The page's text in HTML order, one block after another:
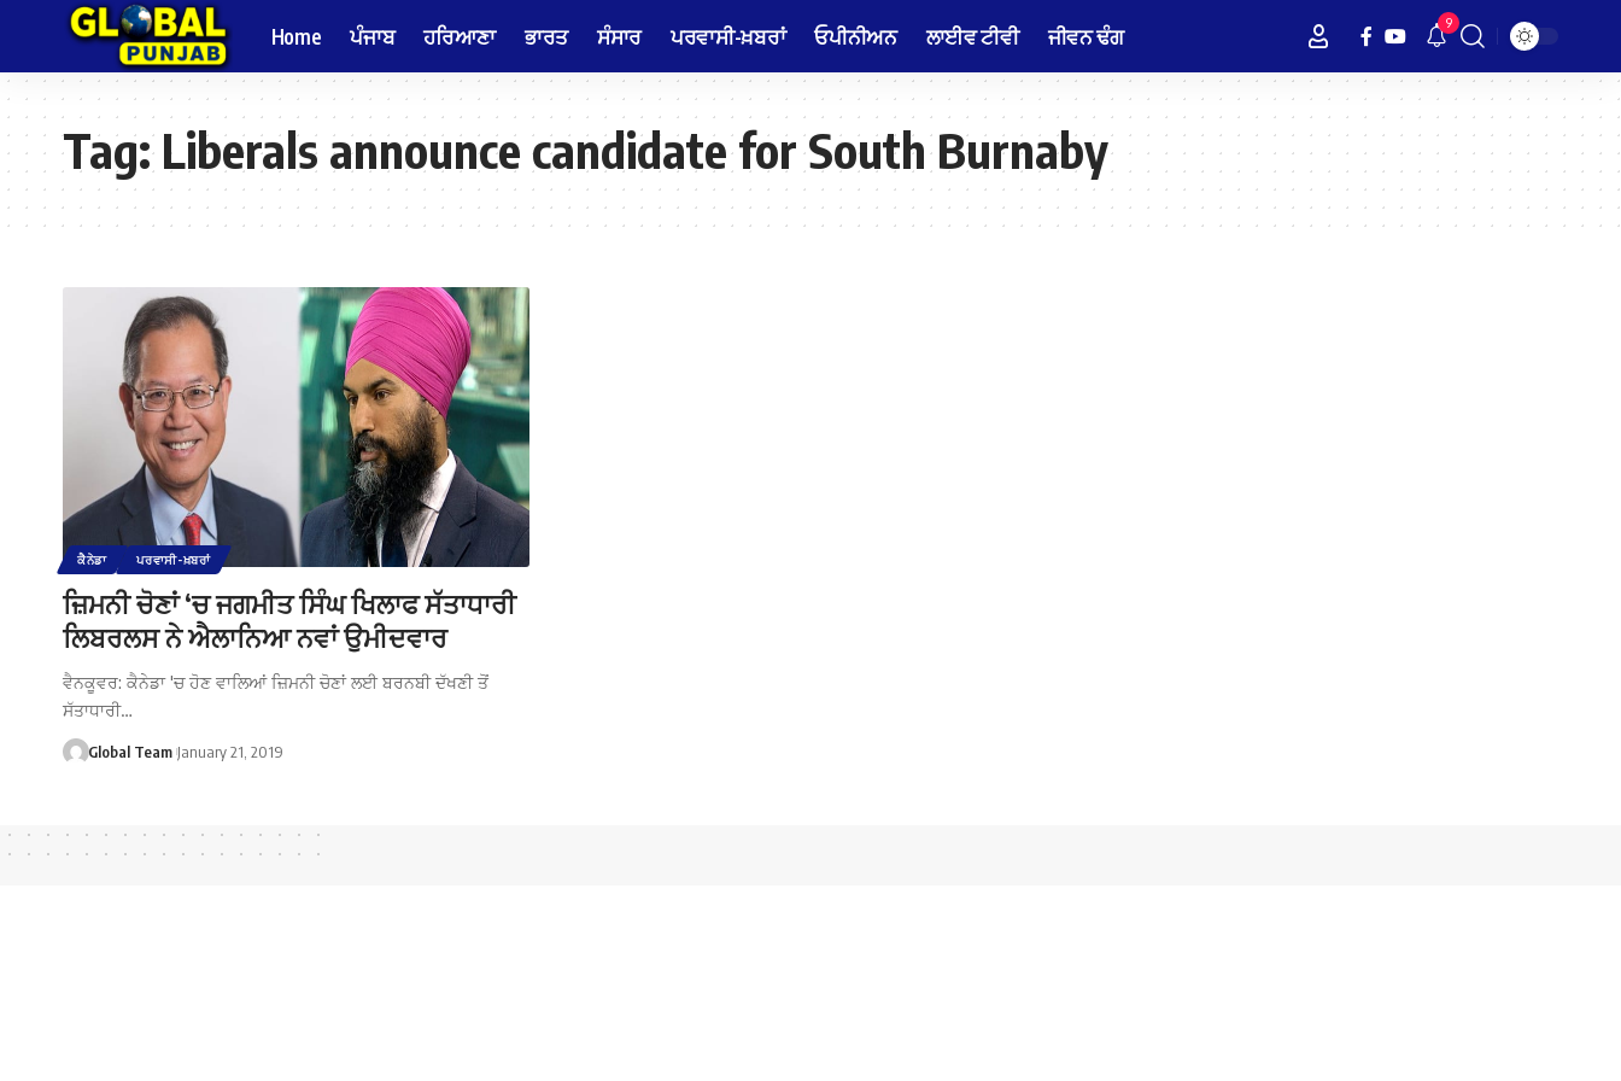
Home ਪੰਜਾਬ ਹਰਿਆਣਾ ਭਾਰਤ ਸੰਸਾਰ ਪਰਵਾਸੀ-ਖ਼ਬਰਾਂ ਓਪੀਨੀਅਨ ਲਾਈਵ ਟੀਵੀ ਜੀਵਨ ਢੰਗ 9
Tag:Liberals announce candidate for South Burnaby
ਕੈਨੇਡਾ ਪਰਵਾਸੀ-ਖ਼ਬਰਾਂ
ਜ਼ਿਮਨੀ ਚੋਣਾਂ ‘ਚ ਜਗਮੀਤ ਸਿੰਘ ਖਿਲਾਫ ਸੱਤਾਧਾਰੀ
ਲਿਬਰਲਸ ਨੇ ਐਲਾਨਿਆ ਨਵਾਂ ਉਮੀਦਵਾਰ
ਵੈਨਕੂਵਰ: ਕੈਨੇਡਾ 'ਚ ਹੋਣ ਵਾਲਿਆਂ ਜ਼ਿਮਨੀ ਚੋਣਾਂ ਲਈ ਬਰਨਬੀ ਦੱਖਣੀ ਤੋਂ
ਸੱਤਾਧਾਰੀ…
Global Team January 21, 2019